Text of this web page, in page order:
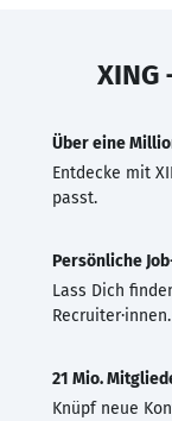
XING
Über eine
Entdecke mit
passt.
Persönliche
Lass Dich
Recruiter·innen.
21 Mio.
Knüpf neue